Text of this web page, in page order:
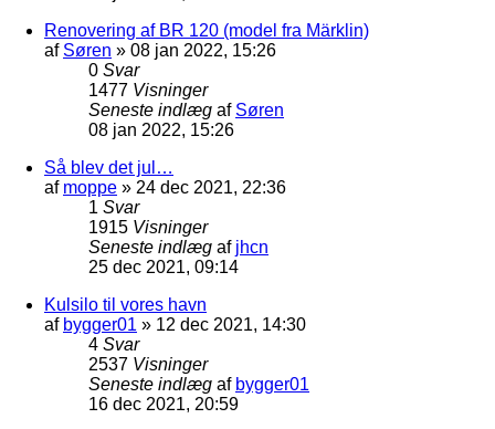
Renovering af BR 120 (model fra Märklin)
af Søren » 08 jan 2022, 15:26
0 Svar
1477 Visninger
Seneste indlæg af Søren
08 jan 2022, 15:26
Så blev det jul…
af moppe » 24 dec 2021, 22:36
1 Svar
1915 Visninger
Seneste indlæg af jhcn
25 dec 2021, 09:14
Kulsilo til vores havn
af bygger01 » 12 dec 2021, 14:30
4 Svar
2537 Visninger
Seneste indlæg af bygger01
16 dec 2021, 20:59